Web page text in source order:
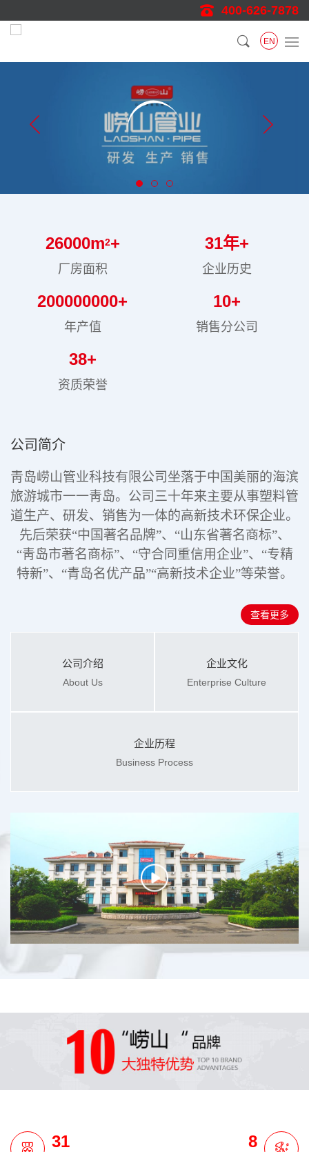
400-626-7878
EN
26000m2+
厂房面积
31年+
企业历史
200000000+
年产值
10+
销售分公司
38+
资质荣誉
公司简介
靑岛崂山管业科技有限公司坐落于中国美丽的海滨
旅游城市一一靑岛。公司三十年来主要从事塑料管
道生产、研发、销售为一体的高新技术环保企业。
先后荣获“中国著名品牌”、“山东省著名商标”、
“靑岛市著名商标”、“守合同重信用企业”、“专精
特新”、“青岛名优产品”“高新技术企业”等荣誉。
查看更多
公司介绍
About Us
企业文化
Enterprise Culture
企业历程
Business Process
31 8